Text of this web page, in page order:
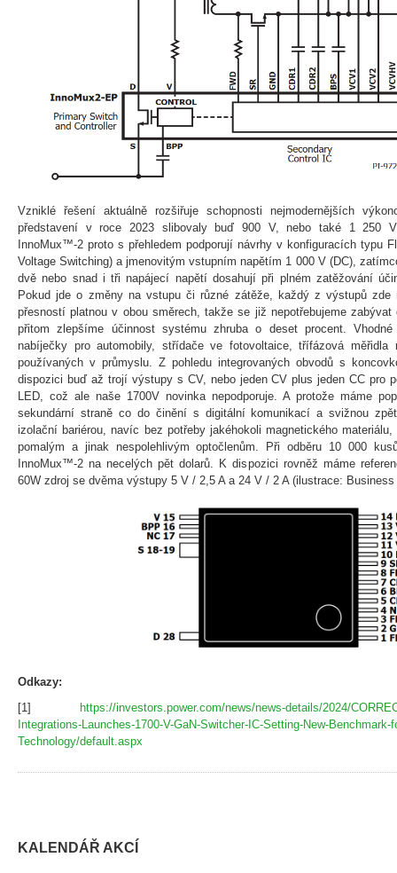
Vzniklé řešení aktuálně rozšiřuje schopnosti nejmodernějších
představení v roce 2023 slibovaly buď 900 V, nebo také 1 250
InnoMux™-2 proto s přehledem podporují návrhy v konfiguracích typu
Voltage Switching) a jmenovitým vstupním napětím 1 000 V (DC),
dvě nebo snad i tři napájecí napětí dosahují při plném zatěžování
Pokud jde o změny na vstupu či různé zátěže, každý z výstupů zde
přesností platnou v obou směrech, takže se již nepotřebujeme
přitom zlepšíme účinnost systému zhruba o deset procent.
nabíječky pro automobily, střídače ve fotovoltaice, třífázová
používaných v průmyslu. Z pohledu integrovaných obvodů s
dispozici buď až trojí výstupy s CV, nebo jeden CV plus jeden CC pro
LED, což ale naše 1700V novinka nepodporuje. A protože máme
sekundární straně co do činění s digitální komunikací a svižnou
izolační bariérou, navíc bez potřeby jakéhokoli magnetického
pomalým a jinak nespolehlivým optočlenům. Při odběru 10 000
InnoMux™-2 na necelých pět dolarů. K dispozici rovněž máme
60W zdroj se dvěma výstupy 5 V / 2,5 A a 24 V / 2 A (ilustrace: Business
Odkazy:
[1]
https://investors.power.com/news/news-details/2024/
Integrations-Launches-1700-V-GaN-Switcher-IC-Setting-New-Benchmark-
Technology/default.aspx
KALENDÁŘ AKCÍ